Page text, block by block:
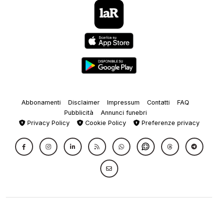
Abbonamenti Disclaimer Impressum Contatti
FAQ
Pubblicità
Annunci funebri
Privacy Policy
Cookie Policy Preferenze privacy